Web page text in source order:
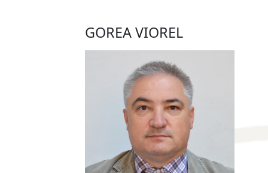
GOREA VIOREL